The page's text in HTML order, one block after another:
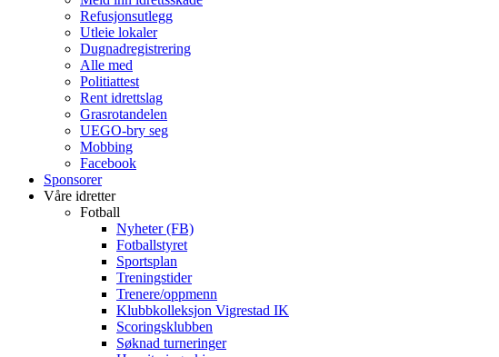
Refusjonsutlegg
Utleie lokaler
Dugnadregistrering
Alle med
Politiattest
Rent idrettslag
Grasrotandelen
UEGO-bry seg
Mobbing
Facebook
Sponsorer
Våre idretter
Fotball
Nyheter (FB)
Fotballstyret
Sportsplan
Treningstider
Trenere/oppmenn
Klubbkolleksjon Vigrestad IK
Scoringsklubben
Søknad turneringer